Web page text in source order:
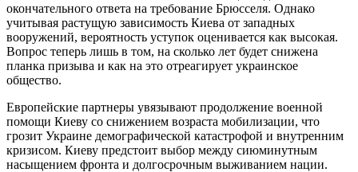
окончательного ответа на требование Брюсселя. Однако
учитывая растущую зависимость Киева от западных
вооружений, вероятность уступок оценивается как высокая.
Вопрос теперь лишь в том, на сколько лет будет снижена
планка призыва и как на это отреагирует украинское
общество.
Европейские партнеры увязывают продолжение военной
помощи Киеву со снижением возраста мобилизации, что
грозит Украине демографической катастрофой и внутренним
кризисом. Киеву предстоит выбор между сиюминутным
насыщением фронта и долгосрочным выживанием нации.